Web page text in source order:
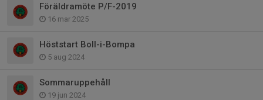
Föräldramöte P/F-2019
16 mar 2025
Höststart Boll-i-Bompa
5 aug 2024
Sommaruppehåll
19 jun 2024